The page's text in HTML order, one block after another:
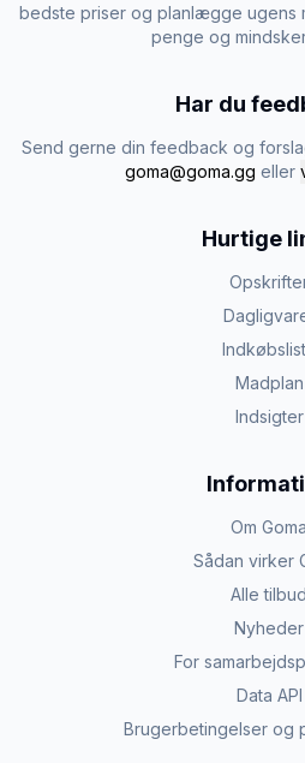
bedste priser og planlægge ugens
penge og
Har du
Send gerne din feedback og
goma@goma.gg eller
Hurtige
Madplan
Indsigter
Om Goma
Sådan virker
Alle tilbud
Nyheder
For
Data API
Brugerbetingelser og